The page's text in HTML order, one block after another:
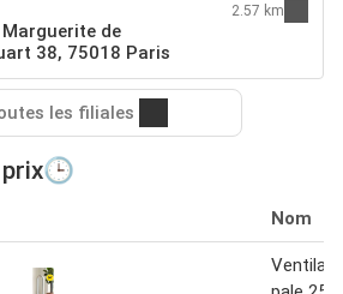
de
38, 75018 Paris
2.57 km
les filiales
prix🕒
Nom